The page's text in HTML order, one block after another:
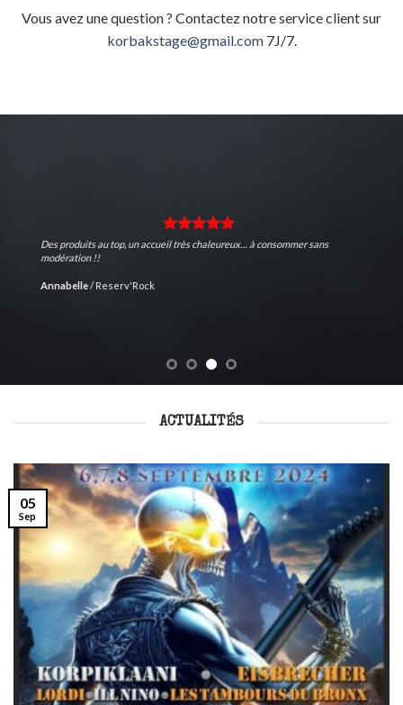
Vous avez une question ? Contactez notre service client sur
korbakstage@gmail.com7J/7.
Des produits au top, un accueil très chaleureux… à consommer sans
modération !!
Annabelle /Reserv'Rock
ACTUALITÉS
05
Sep